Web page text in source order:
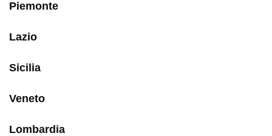
Piemonte
Lazio
Sicilia
Veneto
Lombardia